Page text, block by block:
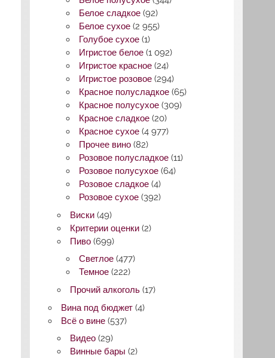
Белое сладкое (92)
Белое сухое (2 955)
Голубое сухое (1)
Игристое белое (1 092)
Игристое красное (24)
Игристое розовое (294)
Красное полусладкое (65)
Красное полусухое (309)
Красное сладкое (20)
Красное сухое (4 977)
Прочее вино (82)
Розовое полусладкое (11)
Розовое полусухое (64)
Розовое сладкое (4)
Розовое сухое (392)
Виски (49)
Критерии оценки (2)
Пиво (699)
Светлое (477)
Темное (222)
Прочий алкоголь (17)
Вина под бюджет (4)
Всё о вине (537)
Видео (29)
Винные бары (2)